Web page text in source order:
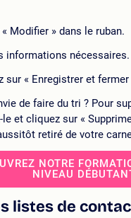
Modifier » dans le ruban.
informations nécessaires.
sur « Enregistrer et fermer
de faire du tri ? Pour
et cliquez sur «
retiré de votre
NOTRE
NIVEAU
listes de